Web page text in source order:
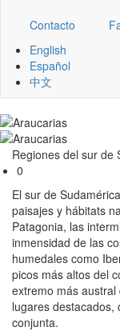
Contacto
English
Español
中文
Regiones del sur de
0
El sur de Sudamérica
paisajes y hábitats
Patagonia, las
inmensidad de las
humedales como
picos más altos del
extremo más
lugares
conjunta.